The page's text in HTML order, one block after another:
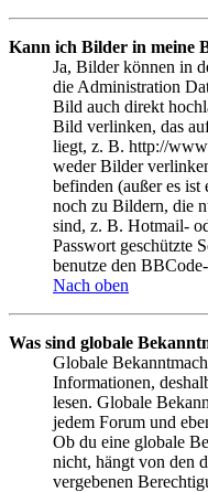
Kann ich Bilder in meine
Ja, Bilder können in
die Administration
Bild auch direkt
Bild verlinken, das
liegt, z. B. http://
weder Bilder
befinden (außer es
noch zu Bildern, die
sind, z. B. Hotmail-
Passwort geschützte
benutze den
Nach oben
Was sind globale
Globale
Informationen,
lesen. Globale
jedem Forum und
Ob du eine globale
nicht, hängt von den
vergebenen